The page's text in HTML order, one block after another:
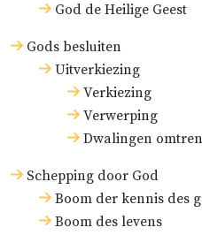
God de Heilige Geest
Gods besluiten
Uitverkiezing
Verkiezing
Verwerping
Dwalingen
Schepping door God
Boom der kennis des
Boom des levens